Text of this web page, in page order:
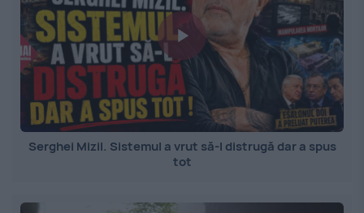
Serghei Mizil. Sistemul a vrut să-l distrugă dar a spus
tot